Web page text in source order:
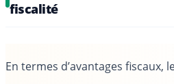
fiscalité
En termes d’avantages fiscaux,